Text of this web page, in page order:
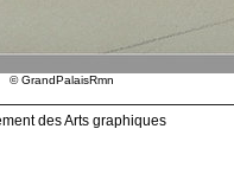
© GrandPalaisRmn
des Arts graphiques